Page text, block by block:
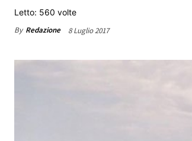
Letto: 560 volte
By Redazione 8 Luglio 2017